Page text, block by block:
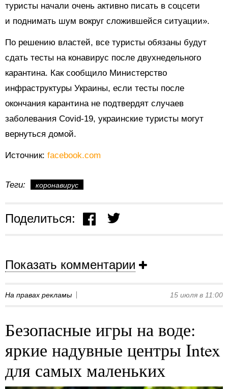
туристы начали очень активно писать в соцсети
и поднимать шум вокруг сложившейся ситуации».
По решению властей, все туристы обязаны будут
сдать тесты на конавирус после двухнедельного
карантина. Как сообщило Министерство
инфраструктуры Украины, если тесты после
окончания карантина не подтвердят случаев
заболевания Covid-19, украинские туристы могут
вернуться домой.
Источник: facebook.com
Теги: коронавирус
Поделиться:
Показать комментарии
На правах рекламы 15 июля в 11:00
Безопасные игры на воде:
яркие надувные центры Intex
для самых маленьких